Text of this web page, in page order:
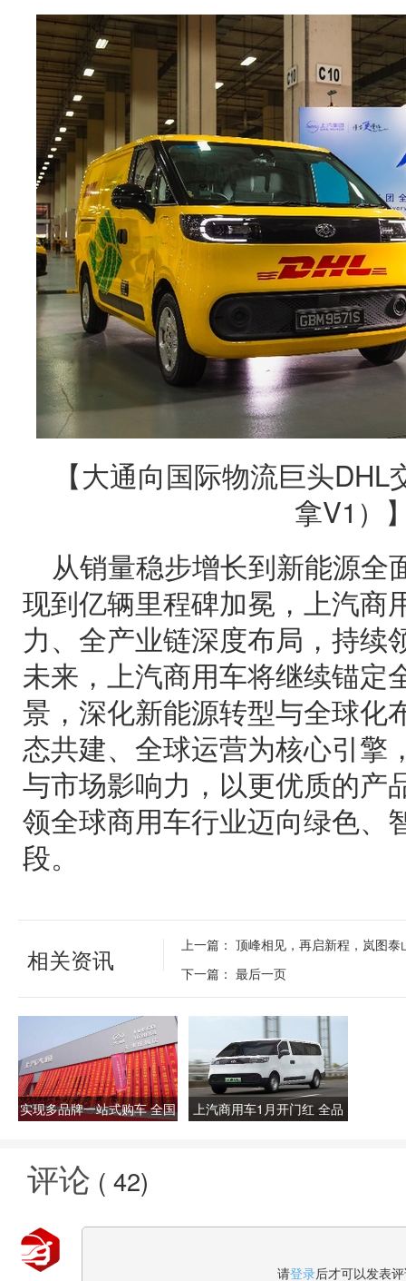
【大通向国际物流巨头
拿V1）
从销量稳步增长到新能源全
现到亿辆里程碑加冕，上汽商
力、全产业链深度布局，持续
未来，上汽商用车将继续锚定
景，深化新能源转型与全球化
态共建、全球运营为核心引擎
与市场影响力，以更优质的产
领全球商用车行业迈向绿色、
段。
相关资讯 上一篇： 顶峰相见，再启新程，岚图
下一篇： 最后一页
实现多品牌一站式购车 全国
上汽商用车1月开门红 全品
评论 ( 42)
请登录后才可以发表